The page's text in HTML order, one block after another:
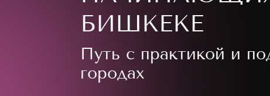
БИШКЕКЕ
Путь с практикой и
городах